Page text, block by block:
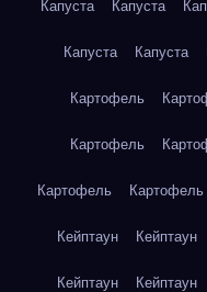
Капуста Капуста
Капуста Капуста
Картофель
Картофель
Картофель Картофель
Кейптаун Кейптаун
Кейптаун Кейптаун